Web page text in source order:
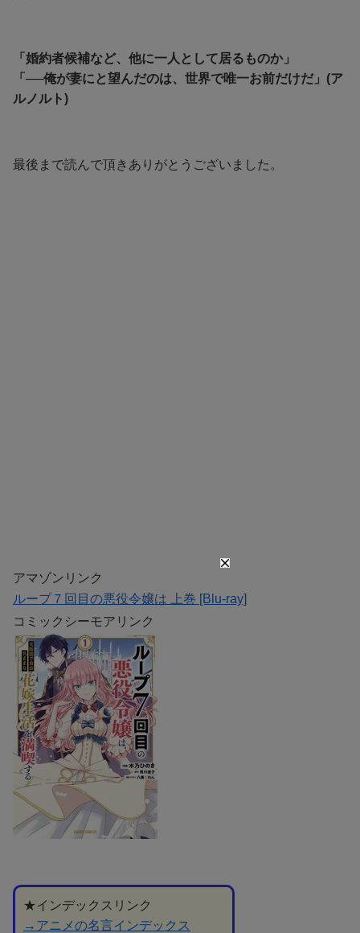
「婚約者候補など、他に一人として居るものか」
「──俺が妻にと望んだのは、世界で唯一お前だけだ」(ア
ルノルト)
最後まで読んで頂きありがとうございました。
アマゾンリンク
ループ７回目の悪役令嬢は 上巻 [Blu-ray]
コミックシーモアリンク
★インデックスリンク
→アニメの名言インデックス